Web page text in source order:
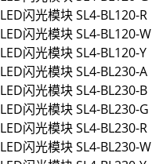
LED闪光模块SL4-BL120-R
LED闪光模块SL4-BL120-W
LED闪光模块SL4-BL120-Y
LED闪光模块SL4-BL230-A
LED闪光模块SL4-BL230-B
LED闪光模块SL4-BL230-G
LED闪光模块SL4-BL230-R
LED闪光模块SL4-BL230-W